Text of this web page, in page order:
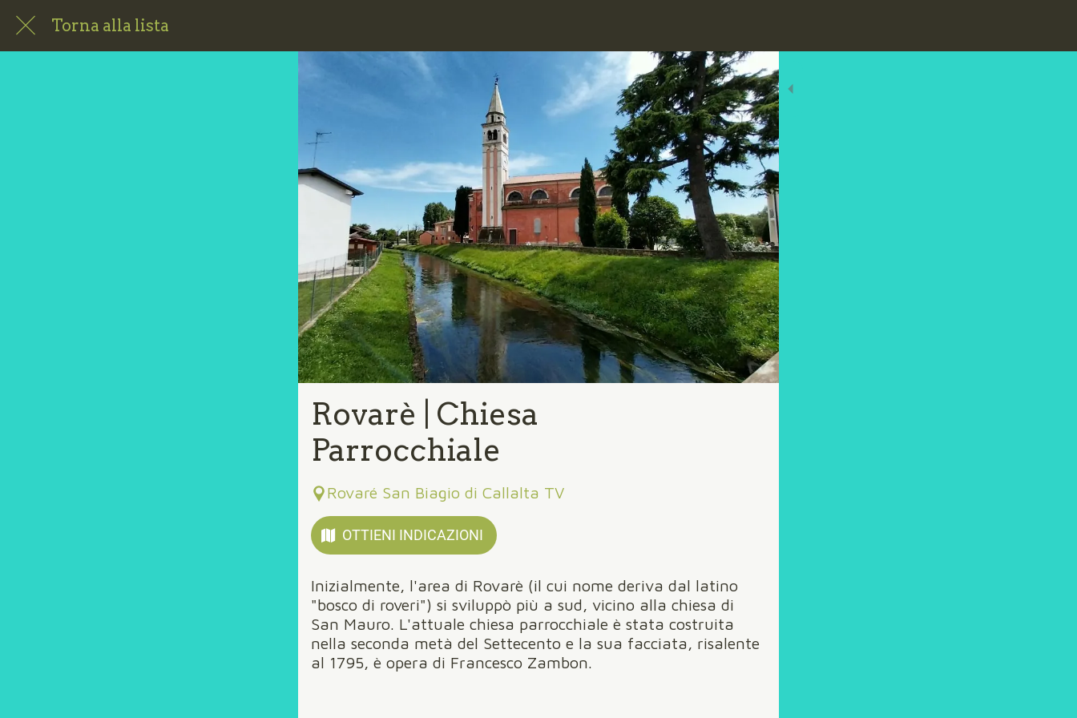
Torna alla lista
Rovarè | Chiesa
Parrocchiale
Rovaré San Biagio di Callalta TV
OTTIENI INDICAZIONI
Inizialmente, l'area di Rovarè (il cui nome deriva dal latino
"bosco di roveri") si sviluppò più a sud, vicino alla chiesa di
San Mauro. L'attuale chiesa parrocchiale è stata costruita
nella seconda metà del Settecento e la sua facciata, risalente
al 1795, è opera di Francesco Zambon.